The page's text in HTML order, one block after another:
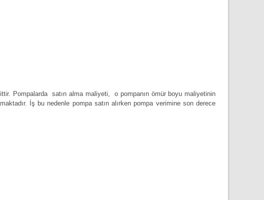
Pompalarda satın alma maliyeti, o pompanın ömür boyu maliyetinin
İş bu nedenle pompa satın alırken pompa verimine son derece